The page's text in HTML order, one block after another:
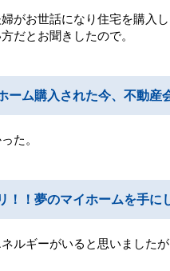
がお世話になり住宅を購入し
だとお聞きしたので。
ーム購入された今、不動産
た。
！！夢のマイホームを手に
ルギーがいると思いました